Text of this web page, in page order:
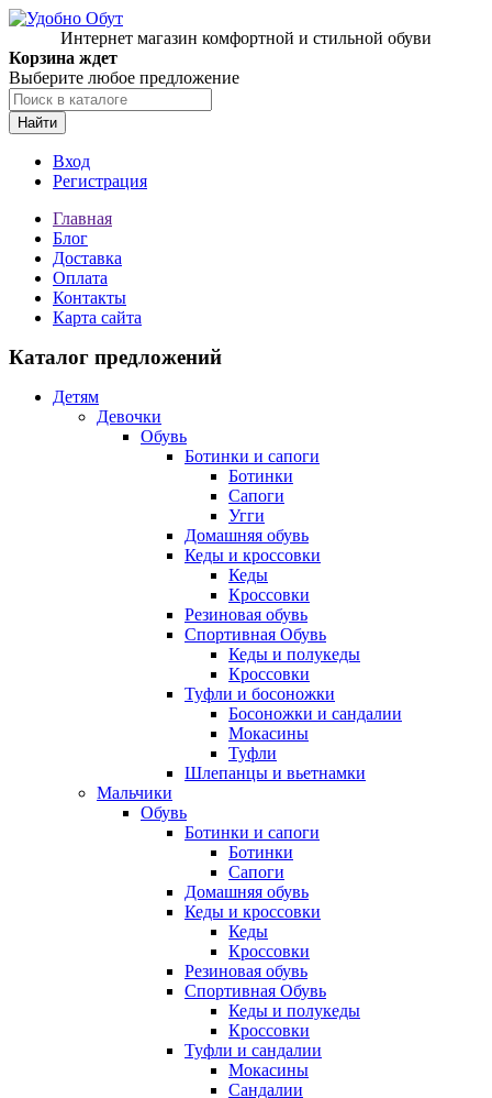
Интернет магазин комфортной и стильной обуви
Корзина ждет
Выберите любое предложение
Найти
Вход
Регистрация
Главная
Блог
Доставка
Оплата
Контакты
Карта сайта
Каталог предложений
Детям
Девочки
Обувь
Ботинки и сапоги
Ботинки
Сапоги
Угги
Домашняя обувь
Кеды и кроссовки
Кеды
Кроссовки
Резиновая обувь
Спортивная Обувь
Кеды и полукеды
Кроссовки
Туфли и босоножки
Босоножки и сандалии
Мокасины
Туфли
Шлепанцы и вьетнамки
Мальчики
Обувь
Ботинки и сапоги
Ботинки
Сапоги
Домашняя обувь
Кеды и кроссовки
Кеды
Кроссовки
Резиновая обувь
Спортивная Обувь
Кеды и полукеды
Кроссовки
Туфли и сандалии
Мокасины
Сандалии